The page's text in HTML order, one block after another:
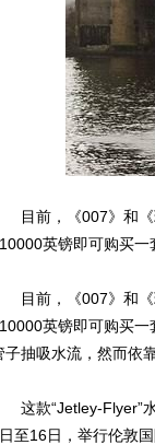
目前，《007》和《
英镑即可购买一
目前，《007》和《
英镑即可购买一
子抽吸水流，然而依
这款“Jetley-Flyer”水
至16日，举行伦敦